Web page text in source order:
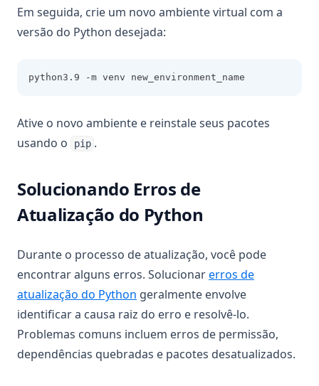
Em seguida, crie um novo ambiente virtual com a
versão do Python desejada:
python3.9 -m venv new_environment_name
Ative o novo ambiente e reinstale seus pacotes
usando o
pip .
Solucionando Erros de
Atualização do Python
Durante o processo de atualização, você pode
encontrar alguns erros. Solucionarerros de
atualização do Python geralmente envolve
identificar a causa raiz do erro e resolvê-lo.
Problemas comuns incluem erros de permissão,
dependências quebradas e pacotes desatualizados.